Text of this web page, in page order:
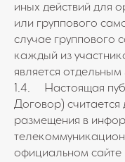
иных действий для
или группового
случае группового
каждый из
является
1.4. Настоящая
Договор) считается
размещения в
официальном